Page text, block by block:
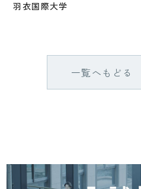
羽衣国際大学
一覧へもどる